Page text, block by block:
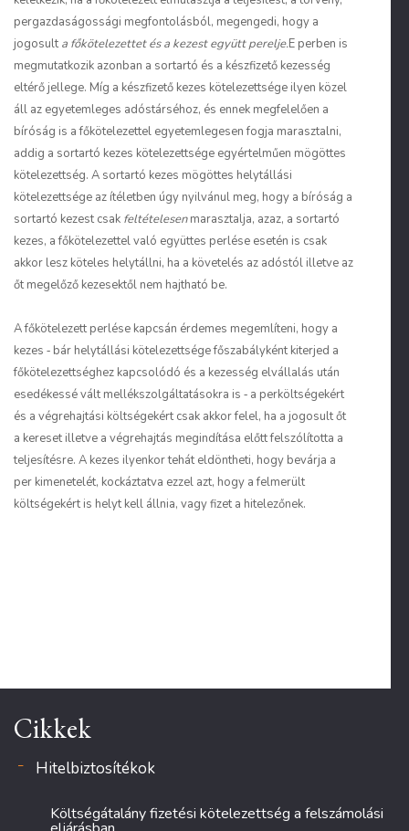
pergazdaságossági megfontolásból, megengedi, hogy a
jogosult a főkötelezettet és a kezest együtt perelje.E perben is
megmutatkozik azonban a sortartó és a készfizető kezesség
eltérő jellege. Míg a készfizető kezes kötelezettsége ilyen közel
áll az egyetemleges adóstárséhoz, és ennek megfelelően a
bíróság is a főkötelezettel egyetemlegesen fogja marasztalni,
addig a sortartó kezes kötelezettsége egyértelműen mögöttes
kötelezettség. A sortartó kezes mögöttes helytállási
kötelezettsége az ítéletben úgy nyilvánul meg, hogy a bíróság a
sortartó kezest csak feltételesenmarasztalja, azaz, a sortartó
kezes, a főkötelezettel való együttes perlése esetén is csak
akkor lesz köteles helytállni, ha a követelés az adóstól illetve az
őt megelőző kezesektől nem hajtható be.
A főkötelezett perlése kapcsán érdemes megemlíteni, hogy a
kezes ‑ bár helytállási kötelezettsége főszabályként kiterjed a
főkötelezettséghez kapcsolódó és a kezesség elvállalás után
esedékessé vált mellékszolgáltatásokra is ‑ a perköltségekért
és a végrehajtási költségekért csak akkor felel, ha a jogosult őt
a kereset illetve a végrehajtás megindítása előtt felszólította a
teljesítésre. A kezes ilyenkor tehát eldöntheti, hogy bevárja a
per kimenetelét, kockáztatva ezzel azt, hogy a felmerült
költségekért is helyt kell állnia, vagy fizet a hitelezőnek.
Cikkek
Hitelbiztosítékok
Költségátalány fizetési kötelezettség a felszámolási